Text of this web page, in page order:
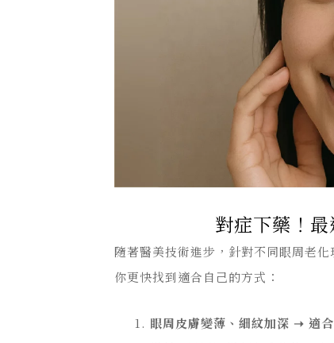
對症下藥！
隨著醫美技術進步，針對不同眼周老
你更快找到適合自己的方式：
眼周皮膚變薄、細紋加深 ➝ 適